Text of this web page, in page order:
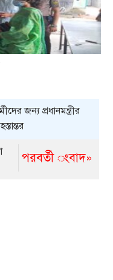
জন্য প্রধানমন্ত্রীর
পরবর্তী ংবাদ»